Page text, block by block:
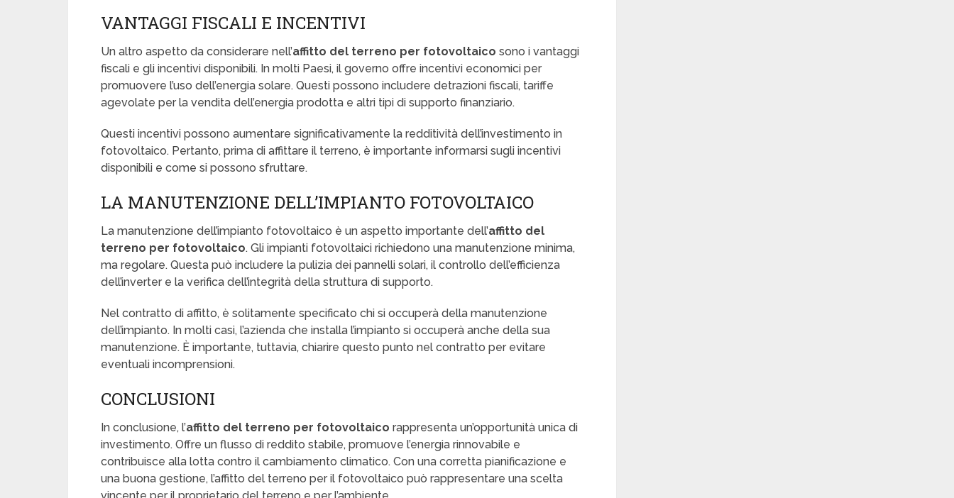
VANTAGGI FISCALI E INCENTIVI
Un altro aspetto da considerare nell’affitto del terreno per fotovoltaico sono i vantaggi
fiscali e gli incentivi disponibili. In molti Paesi, il governo offre incentivi economici per
promuovere l’uso dell’energia solare. Questi possono includere detrazioni fiscali, tariffe
agevolate per la vendita dell’energia prodotta e altri tipi di supporto finanziario.
Questi incentivi possono aumentare significativamente la redditività dell’investimento in
fotovoltaico. Pertanto, prima di affittare il terreno, è importante informarsi sugli incentivi
disponibili e come si possono sfruttare.
LA MANUTENZIONE DELL’IMPIANTO FOTOVOLTAICO
La manutenzione dell’impianto fotovoltaico è un aspetto importante dell’affitto del
terreno per fotovoltaico. Gli impianti fotovoltaici richiedono una manutenzione minima,
ma regolare. Questa può includere la pulizia dei pannelli solari, il controllo dell’efficienza
dell’inverter e la verifica dell’integrità della struttura di supporto.
Nel contratto di affitto, è solitamente specificato chi si occuperà della manutenzione
dell’impianto. In molti casi, l’azienda che installa l’impianto si occuperà anche della sua
manutenzione. È importante, tuttavia, chiarire questo punto nel contratto per evitare
eventuali incomprensioni.
CONCLUSIONI
In conclusione, l’affitto del terreno per fotovoltaico rappresenta un’opportunità unica di
investimento. Offre un flusso di reddito stabile, promuove l’energia rinnovabile e
contribuisce alla lotta contro il cambiamento climatico. Con una corretta pianificazione e
una buona gestione, l’affitto del terreno per il fotovoltaico può rappresentare una scelta